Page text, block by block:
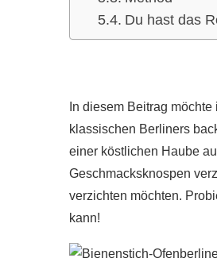
Du hast das
In diesem Beitrag
klassischen Berliners
einer köstlichen Haube
Geschmacksknospen
verzichten möchten.
kann!